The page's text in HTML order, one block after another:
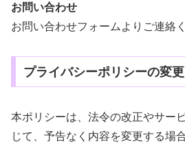
お問い合わせ
お問い合わせフォームよりご連絡
プライバシーポリシーの変更
本ポリシーは、法令の改正やサー
じて、予告なく内容を変更する場